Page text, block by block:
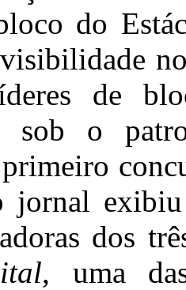
do
de
sob o
exibiu
dos
, uma